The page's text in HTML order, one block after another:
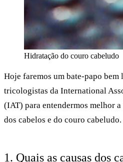
Hidratação do couro cabeludo
Hoje faremos um bate-papo bem
tricologistas da International
(IAT) para entendermos melhor
dos cabelos e do couro cabeludo.
1. Quais as causas dos